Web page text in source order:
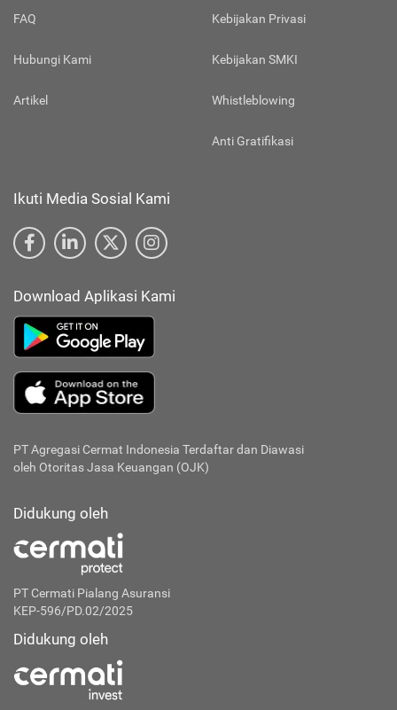
FAQ
Hubungi Kami
Artikel
Kebijakan Privasi
Kebijakan SMKI
Whistleblowing
Anti Gratifikasi
Ikuti Media Sosial Kami
Download Aplikasi Kami
PT Agregasi Cermat Indonesia Terdaftar dan Diawasi
oleh Otoritas Jasa Keuangan (OJK)
Didukung oleh
PT Cermati Pialang Asuransi
KEP-596/PD.02/2025
Didukung oleh